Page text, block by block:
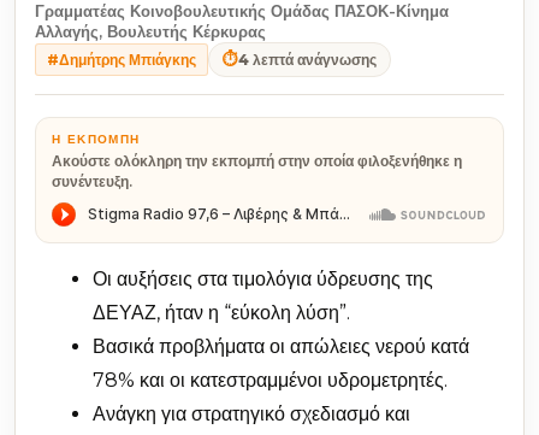
Γραμματέας Κοινοβουλευτικής Ομάδας ΠΑΣΟΚ-Κίνημα
Αλλαγής, Βουλευτής Κέρκυρας
#Δημήτρης Μπιάγκης ⏱4 λεπτά ανάγνωσης
Η ΕΚΠΟΜΠΉ
Ακούστε ολόκληρη την εκπομπή στην οποία φιλοξενήθηκε η
συνέντευξη.
Οι αυξήσεις στα τιμολόγια ύδρευσης της
ΔΕΥΑΖ, ήταν η “εύκολη λύση”.
Βασικά προβλήματα οι απώλειες νερού κατά
78% και οι κατεστραμμένοι υδρομετρητές.
Ανάγκη για στρατηγικό σχεδιασμό και